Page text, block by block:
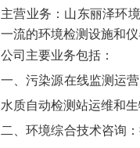
主营业务： 山东丽泽环
一流的环境检测设施和
公司主要业务包括：
一、污染源在线监测运
水质自动检测站运维和
二、环境综合技术咨询